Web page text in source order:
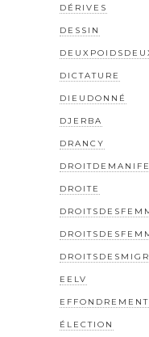
DÉRIVES
DESSIN
DICTATURE
DIEUDONNÉ
DJERBA
DRANCY
DROITE
EELV
EFFONDREMENT
ÉLECTION